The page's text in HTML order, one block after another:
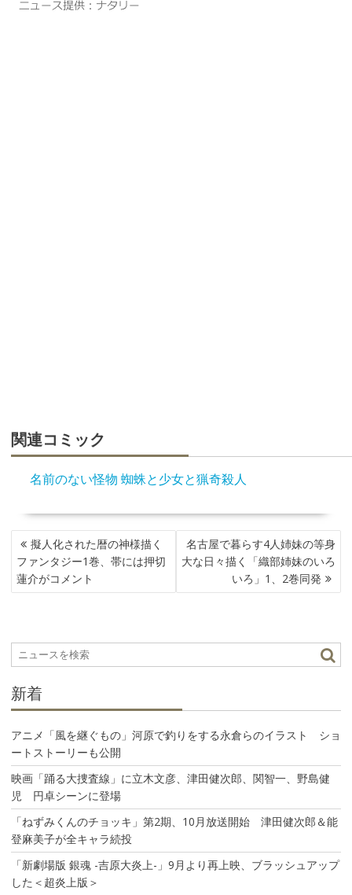
関連コミック
名前のない怪物 蜘蛛と少女と猟奇殺人
投
稿
ナ
ビ
シ
ョ
擬人化された暦の神様描く
ファンタジー1巻、帯には押切
蓮介がコメント
名古屋で暮らす4人姉妹の等身
大な日々描く「織部姉妹のいろ
いろ」1、2巻同発
新着
アニメ「風を継ぐもの」河原で釣りをする永倉らのイラスト ショ
ートストーリーも公開
映画「踊る大捜査線」に立木文彦、津田健次郎、関智一、野島健
児 円卓シーンに登場
「ねずみくんのチョッキ」第2期、10月放送開始 津田健次郎＆能
登麻美子が全キャラ続投
「新劇場版 銀魂 -吉原大炎上-」9月より再上映、ブラッシュアップ
した＜超炎上版＞